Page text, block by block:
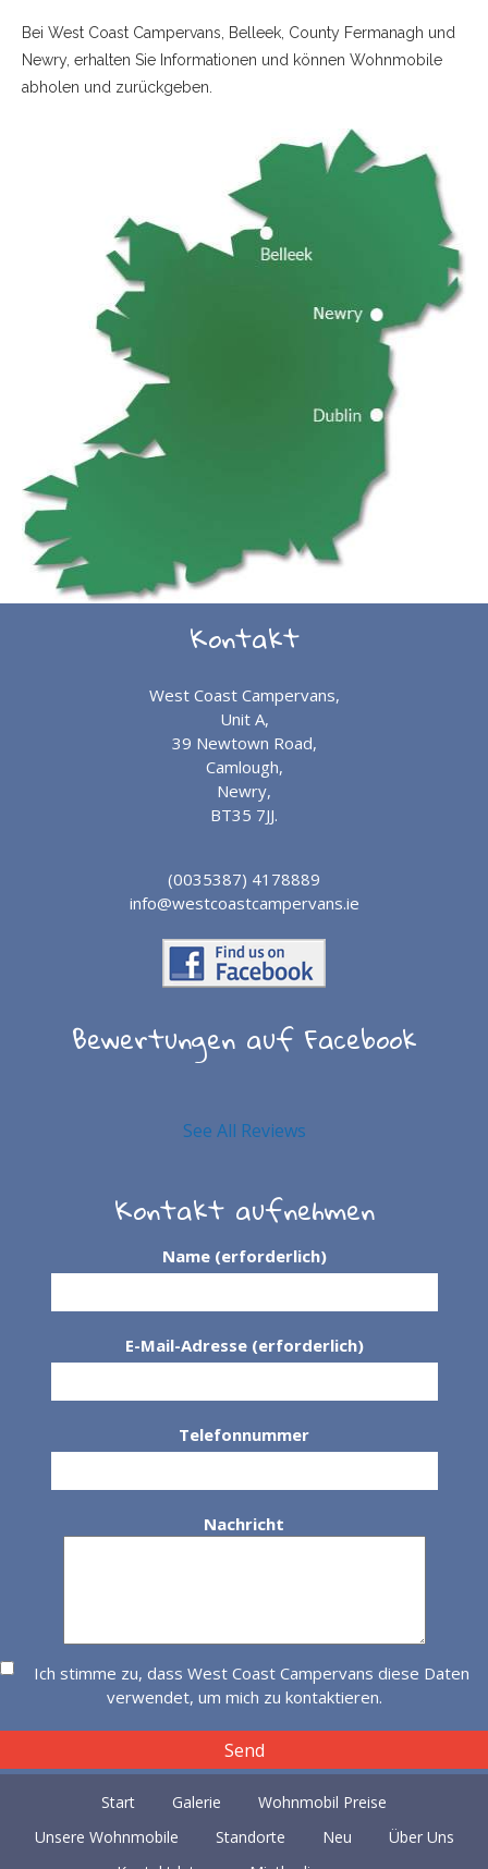
Bei West Coast Campervans, Belleek, County Fermanagh und
Newry, erhalten Sie Informationen und können Wohnmobile
abholen und zurückgeben.
Kontakt
West Coast Campervans,
Unit A,
39 Newtown Road,
Camlough,
Newry,
BT35 7JJ.
(0035387) 4178889
info@westcoastcampervans.ie
Bewertungen auf Facebook
See All Reviews
Kontakt aufnehmen
Name (erforderlich)
E-Mail-Adresse (erforderlich)
Telefonnummer
Nachricht
Ich stimme zu, dass West Coast Campervans diese Daten
verwendet, um mich zu kontaktieren.
Start Galerie
Wohnmobil Preise
Unsere Wohnmobile
Standorte Neu
Über Uns